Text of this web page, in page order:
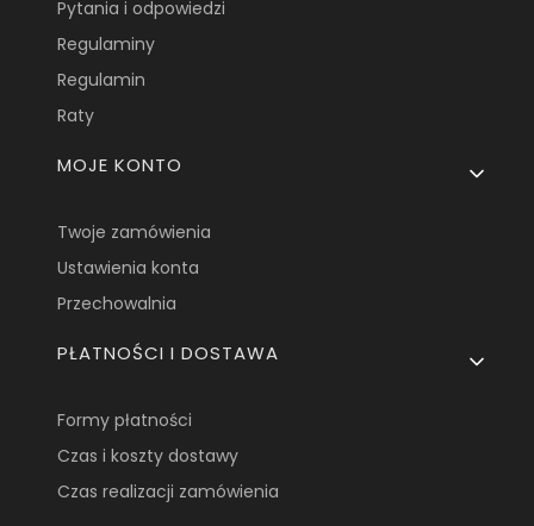
Pytania i odpowiedzi
Regulaminy
Regulamin
Raty
MOJE KONTO
Twoje zamówienia
Ustawienia konta
Przechowalnia
PŁATNOŚCI I DOSTAWA
Formy płatności
Czas i koszty dostawy
Czas realizacji zamówienia